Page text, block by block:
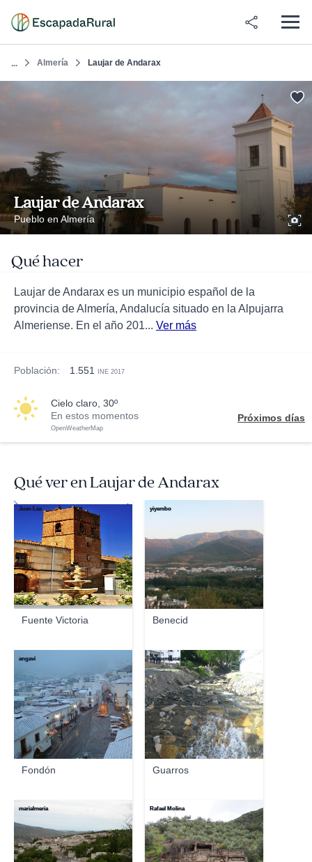
... Almería Laujar de Andarax
Laujar de Andarax
Pueblo en Almería
Qué hacer
Laujar de Andarax es un municipio español de la
provincia de Almería, Andalucía situado en la Alpujarra
Almeriense. En el año 201... Ver más
Población: 1.551 INE 2017
cielo claro, 30º
En estos momentos
OpenWeatherMap
Próximos días
Qué ver en Laujar de Andarax
Fuente Victoria
Juan Lax
Benecid
yiyembo
Fondón
angavi
Guarros
victormlucas
marialmeria Rafael Molina